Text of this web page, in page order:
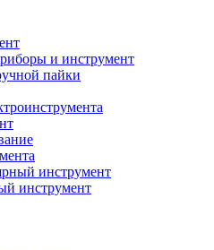
и инструмент
пайки
инструмент
инструмент